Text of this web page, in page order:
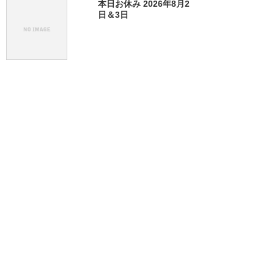
本日お休み 2026年8月2
日＆3日